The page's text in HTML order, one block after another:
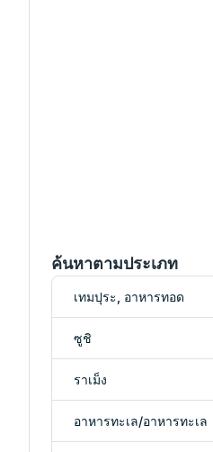
ค้นหาตามประเภท
เทมปุระ, อาหารทอด
ซูชิ
ราเม็ง
อาหารทะเล/อาหารทะเล